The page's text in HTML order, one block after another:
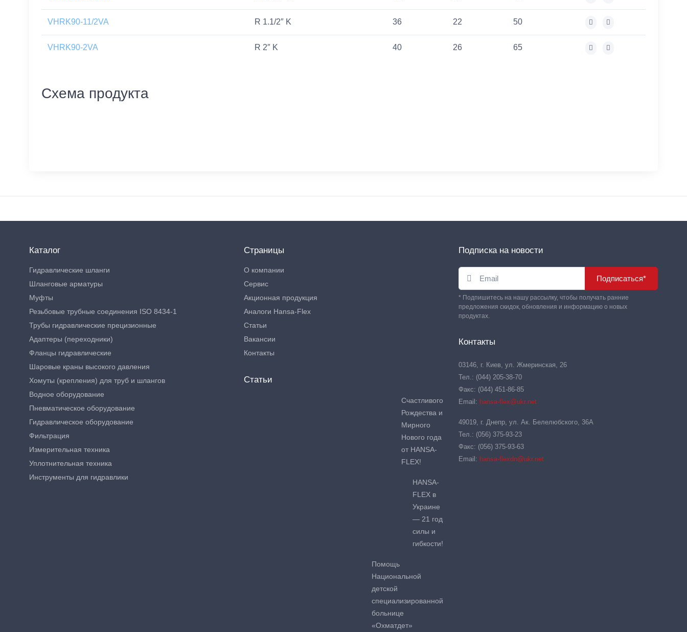
VHRK90-11/2VA R 1.1/2″ K 36 22 50
VHRK90-2VA R 2″ K 40 26 65
Схема продукта
Каталог
Гидравлические шланги
Шланговые арматуры
Муфты
Резьбовые трубные соединения ISO 8434-1
Трубы гидравлические прецизионные
Адаптеры (переходники)
Фланцы гидравлические
Шаровые краны высокого давления
Хомуты (крепления) для труб и шлангов
Водное оборудование
Пневматическое оборудование
Гидравлическое оборудование
Фильтрация
Измерительная техника
Уплотнительная техника
Инструменты для гидравлики
Страницы
О компании
Сервис
Акционная продукция
Аналоги Hansa-Flex
Статьи
Вакансии
Контакты
Статьи
Счастливого
Рождества и
Мирного
Нового года
от HANSA-
FLEX!
HANSA-
FLEX в
Украине
— 21 год
силы и
гибкости!
Помощь
Национальной
детской
специализированной
больнице
«Охматдет»
Подписка на новости
Подписаться*
* Подпишитесь на нашу рассылку, чтобы получать ранние
предложения скидок, обновления и информацию о новых
продуктах.
Контакты
03146, г. Киев, ул. Жмеринская, 26
Тел.: (044) 205-38-70
Факс: (044) 451-86-85
Email: hansa-flex@ukr.net
49019, г. Днепр, ул. Ак. Белелюбского, 36А
Тел.: (056) 375-93-23
Факс: (056) 375-93-63
Email: hansa-flexdn@ukr.net